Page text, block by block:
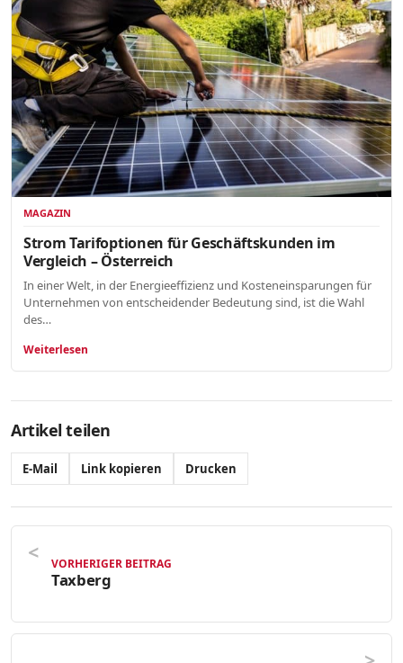
MAGAZIN
Strom Tarifoptionen für Geschäftskunden im
Vergleich – Österreich
In einer Welt, in der Energieeffizienz und Kosteneinsparungen für
Unternehmen von entscheidender Bedeutung sind, ist die Wahl
des…
Weiterlesen
Artikel teilen
E-Mail Link kopieren Drucken
VORHERIGER BEITRAG
Taxberg